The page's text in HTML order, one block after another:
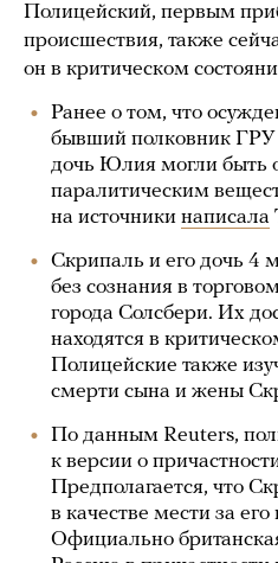
Полицейский, первым
происшествия, также
он в критическом
Ранее о том, что
бывший полковник ГРУ
дочь Юлия могли быть
паралитическим
на источники написала
Скрипаль и его дочь 4
без сознания в
города Солсбери. Их
находятся в
Полицейские также
смерти сына и жены
По данным Reuters,
к версии о
Предполагается, что
в качестве мести за его
Официально